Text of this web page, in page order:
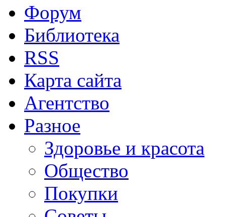
Форум
Библиотека
RSS
Карта сайта
Агентство
Разное
Здоровье и красота
Общество
Покупки